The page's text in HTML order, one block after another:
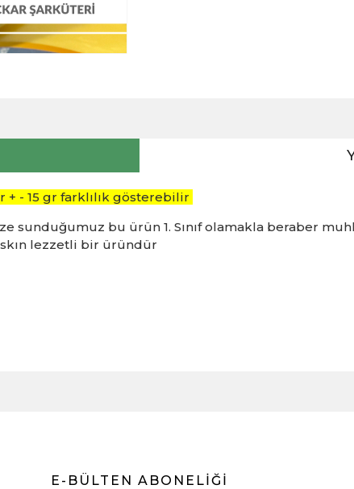
- 15 gr farklılık gösterebilir
bu ürün 1. Sınıf olamakla beraber
lezzetli bir üründür
E-BÜLTEN ABONELİĞİ